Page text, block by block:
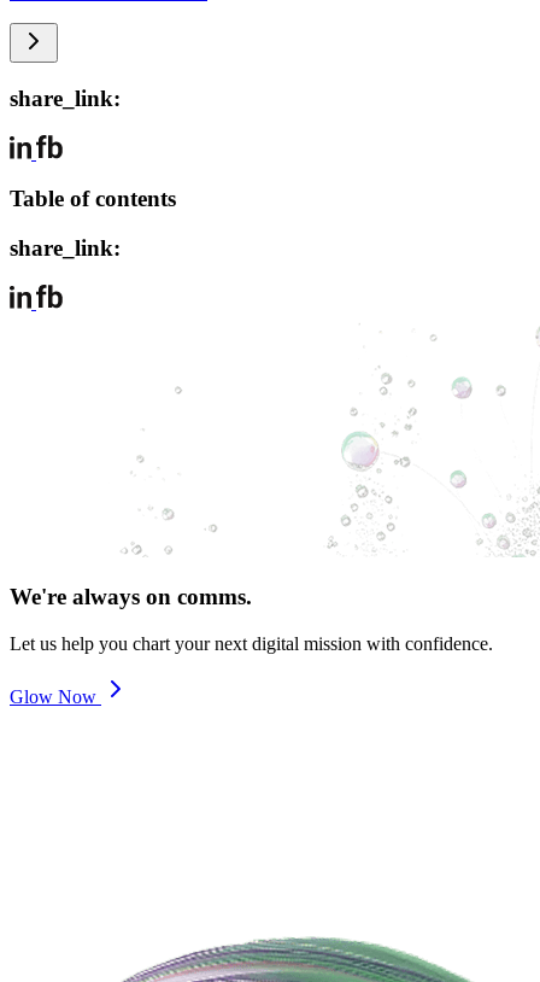
share_link:
Table of contents
share_link:
We're always on comms.
Let us help you chart your next digital mission with confidence.
Glow Now